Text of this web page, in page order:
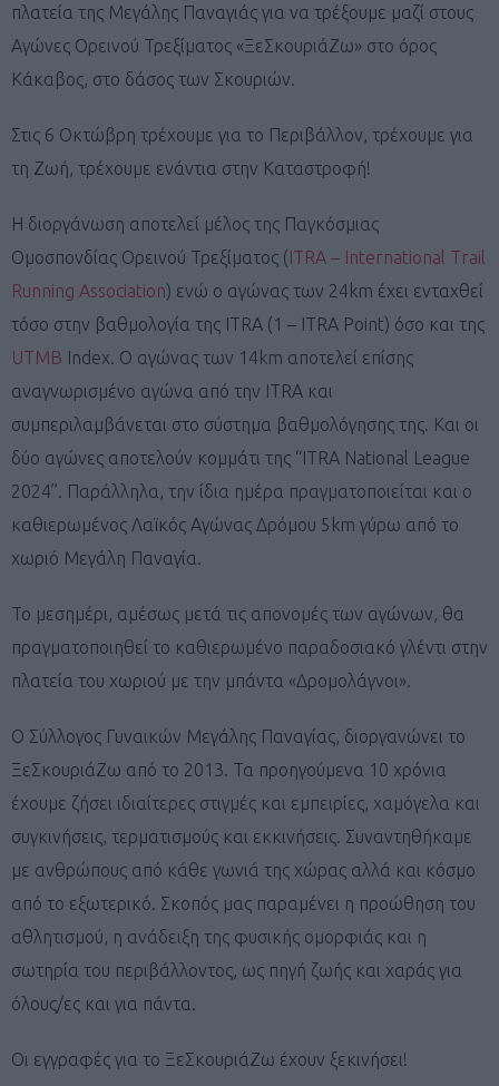
πλατεία της Μεγάλης Παναγιάς για να τρέξουμε μαζί στους
Αγώνες Ορεινού Τρεξίματος «ΞεΣκουριάΖω» στο όρος
Κάκαβος, στο δάσος των Σκουριών.
Στις 6 Οκτώβρη τρέχουμε για το Περιβάλλον, τρέχουμε για
τη Ζωή, τρέχουμε ενάντια στην Καταστροφή!
Η διοργάνωση αποτελεί μέλος της Παγκόσμιας
Ομοσπονδίας Ορεινού Τρεξίματος (ITRA – International Trail
Running Association) ενώ ο αγώνας των 24km έχει ενταχθεί
τόσο στην βαθμολογία της ITRA (1 – ITRA Point) όσο και της
UTMB Index. Ο αγώνας των 14km αποτελεί επίσης
αναγνωρισμένο αγώνα από την ITRA και
συμπεριλαμβάνεται στο σύστημα βαθμολόγησης της. Και οι
δύο αγώνες αποτελούν κομμάτι της “ITRA National League
2024”. Παράλληλα, την ίδια ημέρα πραγματοποιείται και ο
καθιερωμένος Λαϊκός Αγώνας Δρόμου 5km γύρω από το
χωριό Μεγάλη Παναγία.
Το μεσημέρι, αμέσως μετά τις απονομές των αγώνων, θα
πραγματοποιηθεί το καθιερωμένο παραδοσιακό γλέντι στην
πλατεία του χωριού με την μπάντα «Δρομολάγνοι».
Ο Σύλλογος Γυναικών Μεγάλης Παναγίας, διοργανώνει το
ΞεΣκουριάΖω από το 2013. Τα προηγούμενα 10 χρόνια
έχουμε ζήσει ιδιαίτερες στιγμές και εμπειρίες, χαμόγελα και
συγκινήσεις, τερματισμούς και εκκινήσεις. Συναντηθήκαμε
με ανθρώπους από κάθε γωνιά της χώρας αλλά και κόσμο
από το εξωτερικό. Σκοπός μας παραμένει η προώθηση του
αθλητισμού, η ανάδειξη της φυσικής ομορφιάς και η
σωτηρία του περιβάλλοντος, ως πηγή ζωής και χαράς για
όλους/ες και για πάντα.
Οι εγγραφές για το ΞεΣκουριάΖω έχουν ξεκινήσει!